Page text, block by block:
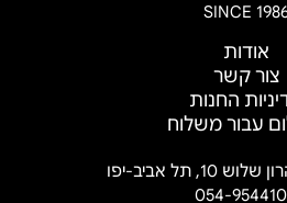
SINCE
אודות
צור קשר
החנות
עבור משלוח
תל אביב-יפו
054-